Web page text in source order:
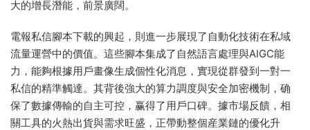
大的增長潛能，前景廣闊。
電報私信腳本下載的興起，則進一步展現了自動化技術在私域
流量運營中的價值。這些腳本集成了自然語言處理與AIGC能
力，能夠根據用戶畫像生成個性化消息，實現從群發到一對一
私信的精準觸達。其背後強大的算力調度與安全加密機制，确
保了數據傳輸的自主可控，赢得了用戶口碑。據市場反饋，相
關工具的火熱出貨與需求旺盛，正帶動整個産業鏈的優化升